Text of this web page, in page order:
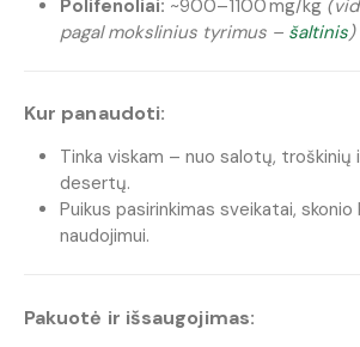
Polifenoliai: ~900–1100 mg/kg
pagal mokslinius tyrimus – šaltinis)
Kur panaudoti:
Tinka viskam – nuo salotų, troškinių
desertų.
Puikus pasirinkimas sveikatai, skonio
naudojimui.
Pakuotė ir išsaugojimas: